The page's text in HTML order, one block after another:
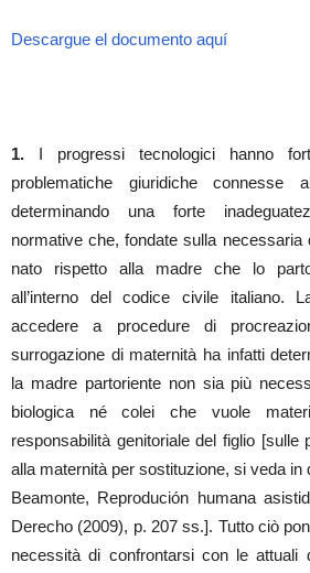
Descargue el documento aquí
1. I progressi tecnologici hanno
problematiche giuridiche
determinando una forte
normative che, fondate sulla necessaria
nato rispetto alla madre che lo
all’interno del codice civile italiano.
accedere a procedure di
surrogazione di maternità ha infatti
la madre partoriente non sia più
biologica né colei che vuole
responsabilità genitoriale del figlio [sulle
alla maternità per sostituzione, si veda in
Beamonte, Reprodución humana
Derecho (2009), p. 207 ss.]. Tutto ciò
necessità di confrontarsi con le attuali